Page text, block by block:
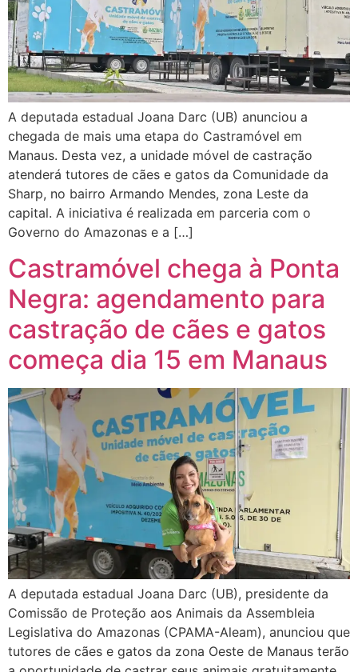
A deputada estadual Joana Darc (UB) anunciou a
chegada de mais uma etapa do Castramóvel em
Manaus. Desta vez, a unidade móvel de castração
atenderá tutores de cães e gatos da Comunidade da
Sharp, no bairro Armando Mendes, zona Leste da
capital. A iniciativa é realizada em parceria com o
Governo do Amazonas e a […]
Castramóvel chega à Ponta
Negra: agendamento para
castração de cães e gatos
começa dia 15 em Manaus
A deputada estadual Joana Darc (UB), presidente da
Comissão de Proteção aos Animais da Assembleia
Legislativa do Amazonas (CPAMA-Aleam), anunciou que
tutores de cães e gatos da zona Oeste de Manaus terão